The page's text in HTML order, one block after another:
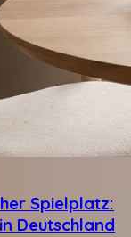
Spielplatz:
Deutschland